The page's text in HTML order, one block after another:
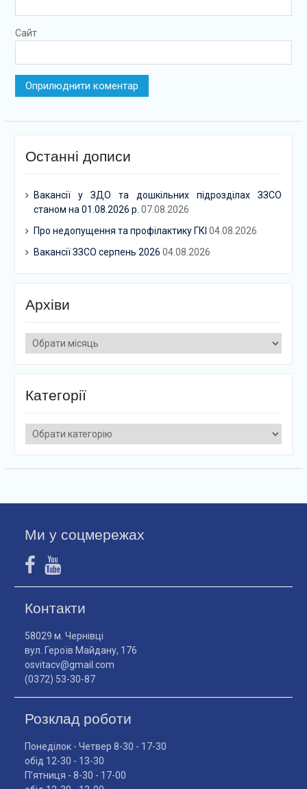
Сайт
Останні дописи
Вакансії у ЗДО та дошкільних підрозділах ЗЗСО
станом на 01.08.2026 р. 07.08.2026
Про недопущення та профілактику ГКІ 04.08.2026
Вакансії ЗЗСО серпень 2026 04.08.2026
Архіви
Архіви
Категорії
Категорії
Ми у соцмережах
Контакти
58029 м. Чернівці
вул. Героїв Майдану, 176
osvitacv@gmail.com
(0372) 53-30-87
Розклад роботи
Понеділок - Четвер 8-30 - 17-30
обід 12-30 - 13-30
П'ятниця - 8-30 - 17-00